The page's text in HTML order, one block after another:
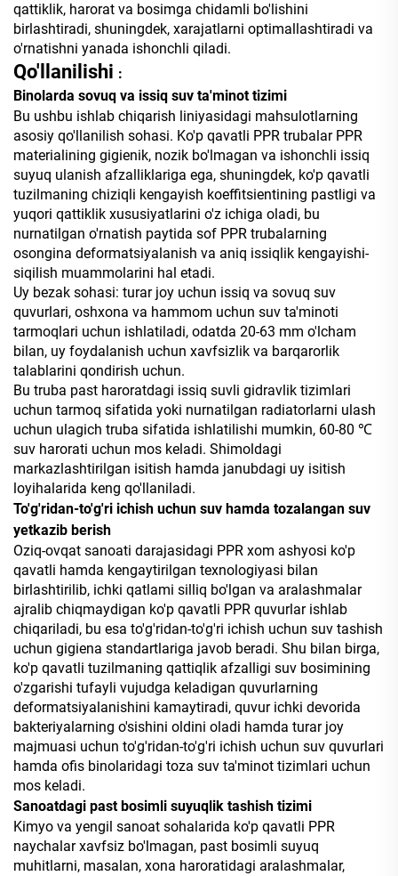
qattiklik, harorat va bosimga chidamli bo'lishini
birlashtiradi, shuningdek, xarajatlarni optimallashtiradi va
o'rnatishni yanada ishonchli qiladi.
Qo'llanilishi :
Binolarda sovuq va issiq suv ta'minot tizimi
Bu ushbu ishlab chiqarish liniyasidagi mahsulotlarning
asosiy qo'llanilish sohasi. Ko'p qavatli PPR trubalar PPR
materialining gigienik, nozik bo'lmagan va ishonchli issiq
suyuq ulanish afzalliklariga ega, shuningdek, ko'p qavatli
tuzilmaning chiziqli kengayish koeffitsientining pastligi va
yuqori qattiklik xususiyatlarini o'z ichiga oladi, bu
nurnatilgan o'rnatish paytida sof PPR trubalarning
osongina deformatsiyalanish va aniq issiqlik kengayishi-
siqilish muammolarini hal etadi.
Uy bezak sohasi: turar joy uchun issiq va sovuq suv
quvurlari, oshxona va hammom uchun suv ta'minoti
tarmoqlari uchun ishlatiladi, odatda 20-63 mm o'lcham
bilan, uy foydalanish uchun xavfsizlik va barqarorlik
talablarini qondirish uchun.
Bu truba past haroratdagi issiq suvli gidravlik tizimlari
uchun tarmoq sifatida yoki nurnatilgan radiatorlarni ulash
uchun ulagich truba sifatida ishlatilishi mumkin, 60-80 ℃
suv harorati uchun mos keladi. Shimoldagi
markazlashtirilgan isitish hamda janubdagi uy isitish
loyihalarida keng qo'llaniladi.
To'g'ridan-to'g'ri ichish uchun suv hamda tozalangan suv
yetkazib berish
Oziq-ovqat sanoati darajasidagi PPR xom ashyosi ko'p
qavatli hamda kengaytirilgan texnologiyasi bilan
birlashtirilib, ichki qatlami silliq bo'lgan va aralashmalar
ajralib chiqmaydigan ko'p qavatli PPR quvurlar ishlab
chiqariladi, bu esa to'g'ridan-to'g'ri ichish uchun suv tashish
uchun gigiena standartlariga javob beradi. Shu bilan birga,
ko'p qavatli tuzilmaning qattiqlik afzalligi suv bosimining
o'zgarishi tufayli vujudga keladigan quvurlarning
deformatsiyalanishini kamaytiradi, quvur ichki devorida
bakteriyalarning o'sishini oldini oladi hamda turar joy
majmuasi uchun to'g'ridan-to'g'ri ichish uchun suv quvurlari
hamda ofis binolaridagi toza suv ta'minot tizimlari uchun
mos keladi.
Sanoatdagi past bosimli suyuqlik tashish tizimi
Kimyo va yengil sanoat sohalarida ko'p qavatli PPR
naychalar xavfsiz bo'lmagan, past bosimli suyuq
muhitlarni, masalan, xona haroratidagi aralashmalar,